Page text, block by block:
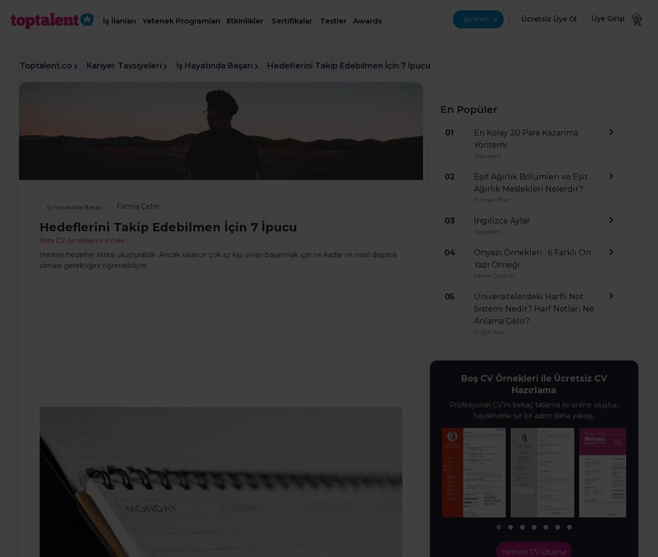
İş İlanları Yetenek Programları Etkinlikler Sertifikalar Testler Awards İşveren | Ücretsiz Üye Ol Üye Girişi
Toptalent.co Kariyer Tavsiyeleri İş Hayatında Başarı Hedeflerini Takip Edebilmen İçin 7 İpucu
İş Hayatında Başarı Fatma Çetin
Hedeflerini Takip Edebilmen İçin 7 İpucu
Yeni CV örneklerini incele
Herkes hedefler listesi oluşturabilir. Ancak sadece çok az kişi onları başarmak için ne kadar ve nasıl disiplinli
olması gerektiğini öğrenebiliyor.
En Popüler
01
En Kolay 20 Para Kazanma
Yöntemi
Toptalent
02
Eşit Ağırlık Bölümleri ve Eşit
Ağırlık Meslekleri Nelerdir?
Emine Oflaz
03 İngilizce Aylar
Toptalent
04
Önyazı Örnekleri : 6 Farklı Ön
Yazı Örneği
Merve Coşkun
05
Üniversitelerdeki Harfli Not
Sistemi Nedir? Harf Notları Ne
Anlama Gelir?
Tuğçe Salır
Boş CV Örnekleri ile Ücretsiz CV
Hazırlama
Profesyonel CV’ini birkaç tıklama ile online oluştur,
hayalindeki işe bir adım daha yaklaş.
Hemen CV Oluştur